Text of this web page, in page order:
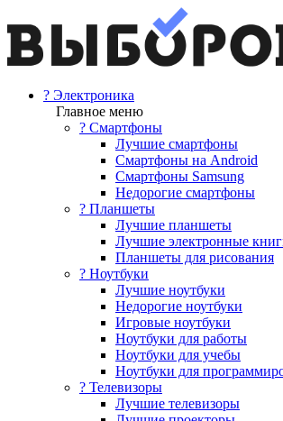
? Электроника
Главное меню
? Смартфоны
Лучшие смартфоны
Смартфоны на Android
Смартфоны Samsung
Недорогие смартфоны
? Планшеты
Лучшие планшеты
Лучшие электронные
Планшеты для рисования
? Ноутбуки
Лучшие ноутбуки
Недорогие ноутбуки
Игровые ноутбуки
Ноутбуки для работы
Ноутбуки для учебы
Ноутбуки для
? Телевизоры
Лучшие телевизоры